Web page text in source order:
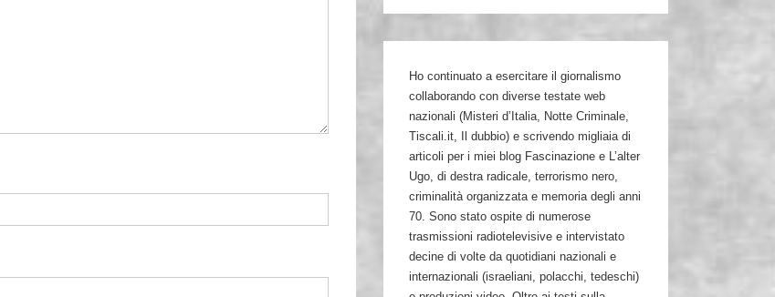
Ho continuato a esercitare il giornalismo
collaborando con diverse testate web
nazionali (Misteri d’Italia, Notte Criminale,
Tiscali.it, Il dubbio) e scrivendo migliaia di
articoli per i miei blog Fascinazione e L’alter
Ugo, di destra radicale, terrorismo nero,
criminalità organizzata e memoria degli anni
70. Sono stato ospite di numerose
trasmissioni radiotelevisive e intervistato
decine di volte da quotidiani nazionali e
internazionali (israeliani, polacchi, tedeschi)